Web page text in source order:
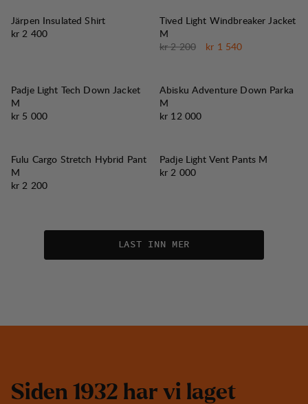
Järpen Insulated Shirt
Pris:
kr 2 400
SALG :
Tived Light Windbreaker Jacket
M
Originalpris:
kr 2 200 Salgspris
kr 1 540
Padje Light Tech Down Jacket
M
Pris:
kr 5 000
Abisku Adventure Down Parka
M
Pris:
kr 12 000
Fulu Cargo Stretch Hybrid Pant
M
Pris:
kr 2 200
Padje Light Vent Pants M
Pris:
kr 2 000
LAST INN MER
Siden 1932 har vi laget